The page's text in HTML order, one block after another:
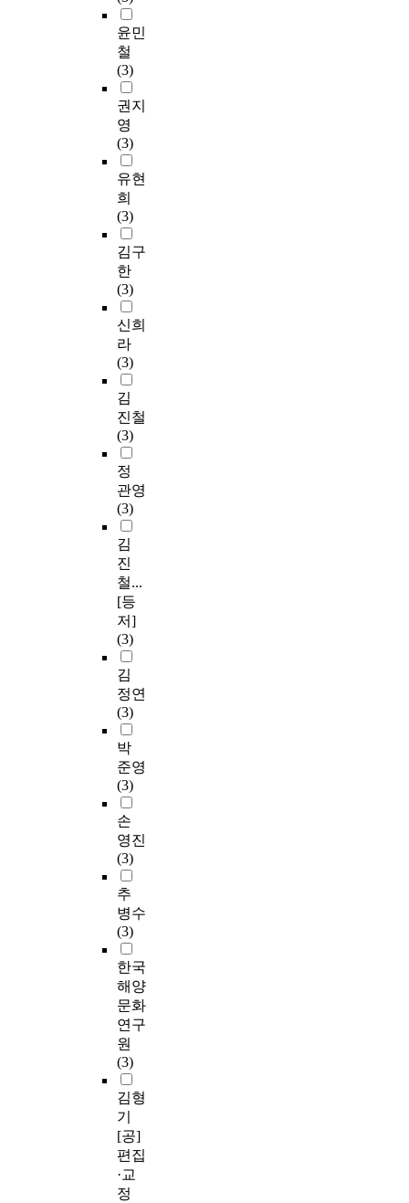
윤민
철
(3)
권지
영
(3)
유현
희
(3)
김구
한
(3)
신희
라
(3)
김
진철
(3)
정
관영
(3)
김
진
철...
[등
저]
(3)
김
정연
(3)
박
준영
(3)
손
영진
(3)
추
병수
(3)
한국
해양
문화
연구
원
(3)
김형
기
[공]
편집
·교
정